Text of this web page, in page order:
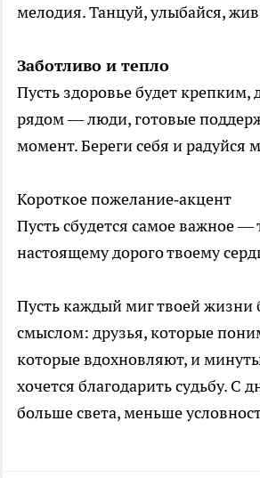
мелодия. Танцуй, улыбайся,
Заботливо и тепло
Пусть здоровье будет
рядом — люди, готовые
момент. Береги себя и радуйся
Короткое пожелание‑акцент
Пусть сбудется самое важное —
настоящему дорого твоему
Пусть каждый миг твоей жизни
смыслом: друзья, которые
которые вдохновляют, и
хочется благодарить судьбу.
больше света, меньше